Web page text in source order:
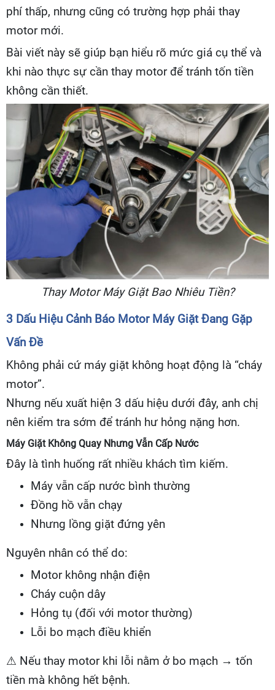
phí thấp, nhưng cũng có trường hợp phải thay
motor mới.
Bài viết này sẽ giúp bạn hiểu rõ mức giá cụ thể và
khi nào thực sự cần thay motor để tránh tốn tiền
không cần thiết.
Thay Motor Máy Giặt Bao Nhiêu Tiền?
3 Dấu Hiệu Cảnh Báo Motor Máy Giặt Đang Gặp
Vấn Đề
Không phải cứ máy giặt không hoạt động là “cháy
motor”.
Nhưng nếu xuất hiện 3 dấu hiệu dưới đây, anh chị
nên kiểm tra sớm để tránh hư hỏng nặng hơn.
Máy Giặt Không Quay Nhưng Vẫn Cấp Nước
Đây là tình huống rất nhiều khách tìm kiếm.
Máy vẫn cấp nước bình thường
Đồng hồ vẫn chạy
Nhưng lồng giặt đứng yên
Nguyên nhân có thể do:
Motor không nhận điện
Cháy cuộn dây
Hỏng tụ (đối với motor thường)
Lỗi bo mạch điều khiển
⚠ Nếu thay motor khi lỗi nằm ở bo mạch → tốn
tiền mà không hết bệnh.